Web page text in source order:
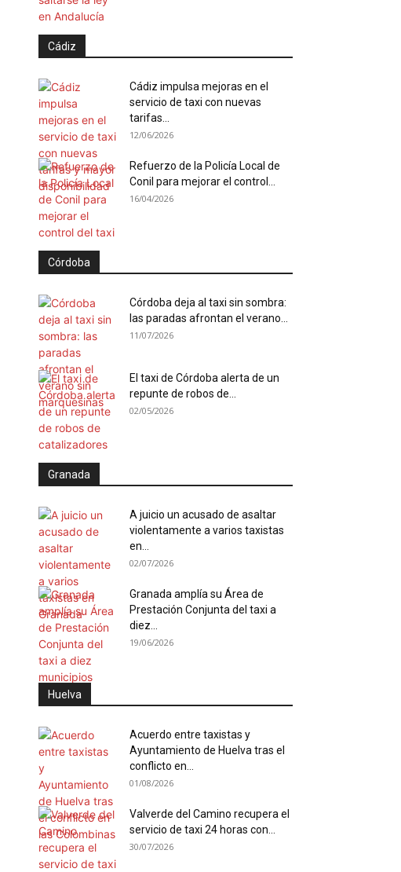
Cádiz
Cádiz impulsa mejoras en el
servicio de taxi con nuevas
tarifas...
12/06/2026
Refuerzo de la Policía Local de
Conil para mejorar el control...
16/04/2026
Córdoba
Córdoba deja al taxi sin sombra:
las paradas afrontan el verano...
11/07/2026
El taxi de Córdoba alerta de un
repunte de robos de...
02/05/2026
Granada
A juicio un acusado de asaltar
violentamente a varios taxistas
en...
02/07/2026
Granada amplía su Área de
Prestación Conjunta del taxi a
diez...
19/06/2026
Huelva
Acuerdo entre taxistas y
Ayuntamiento de Huelva tras el
conflicto en...
01/08/2026
Valverde del Camino recupera el
servicio de taxi 24 horas con...
30/07/2026